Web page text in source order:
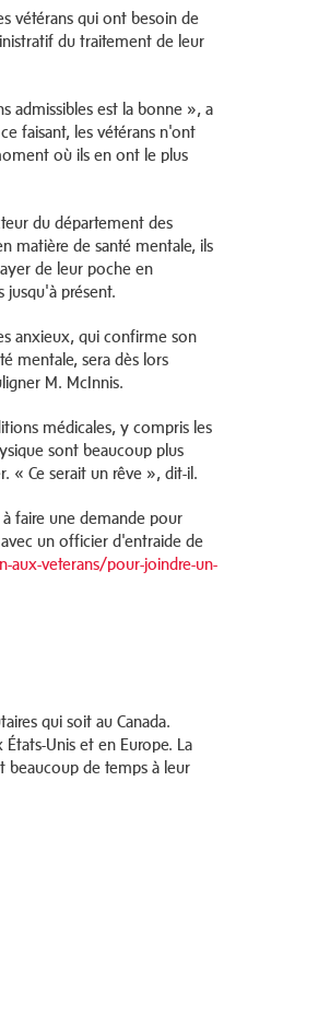
vétérans qui ont besoin de
du traitement de leur
admissibles est la bonne », a
faisant, les vétérans n'ont
où ils en ont le plus
du département des
matière de santé mentale, ils
de leur poche en
présent.
anxieux, qui confirme son
mentale, sera dès lors
M. McInnis.
médicales, y compris les
sont beaucoup plus
« Ce serait un rêve », dit-il.
faire une demande pour
un officier d'entraide de
veterans/pour-joindre-un-
qui soit au Canada.
Unis et en Europe. La
beaucoup de temps à leur